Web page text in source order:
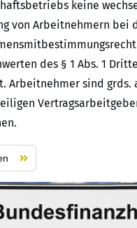
keine
von Arbeitnehmern bei
des § 1 Abs. 1
Arbeitnehmer sind grds.